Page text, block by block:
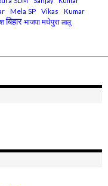
Mela SP Vikas Kumar
बिहार भाजपा मधेपुरा लालू